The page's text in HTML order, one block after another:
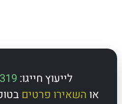
לייעוץ חייגו:763-5319
השאירו פרטים בטופס